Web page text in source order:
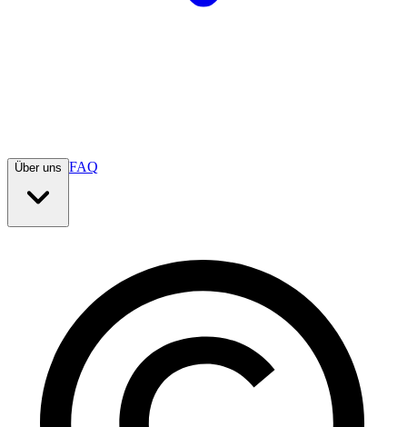
Über uns FAQ